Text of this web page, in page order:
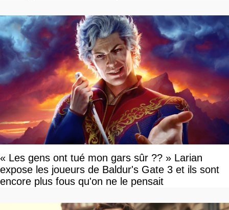
« Les gens ont tué mon gars sûr ?? » Larian
expose les joueurs de Baldur's Gate 3 et ils sont
encore plus fous qu'on ne le pensait